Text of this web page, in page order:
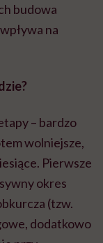
budowa
na
– bardzo
wolniejsze,
Pierwsze
okres
(tzw.
dodatkowo